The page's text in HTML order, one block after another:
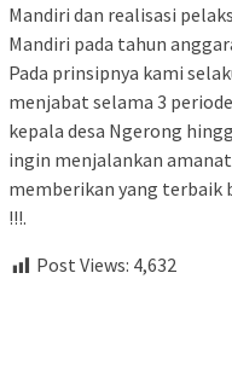
Mandiri dan realisasi
Mandiri pada tahun
Pada prinsipnya kami
menjabat selama 3
kepala desa Ngerong
ingin menjalankan
memberikan yang terbaik
!!!.
Post Views: 4,632